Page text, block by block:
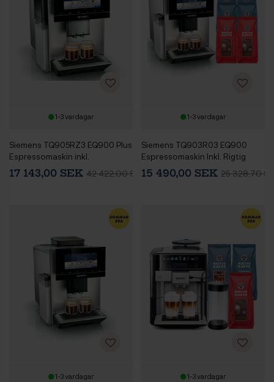
1-3 vardagar
Siemens TQ905RZ3 EQ900 Plus
Espressomaskin inkl.
AutoCalc’n Clean
17 143,00 SEK 42 422,00 SEK
1-3 vardagar
Siemens TQ903R03 EQ900
Espressomaskin Inkl. Rigtig
Kaffe Mixpaket 6kg Hela
kaffebönor
15 490,00 SEK 25 328,70
1-3 vardagar 1-3 vardagar